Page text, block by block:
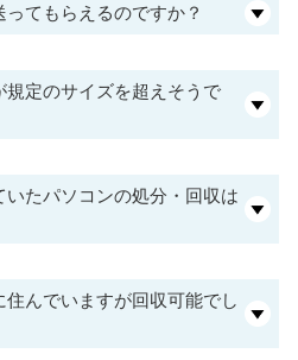
てもらえるのですか？
定のサイズを超えそうで
たパソコンの処分・回収は
んでいますが回収可能でし